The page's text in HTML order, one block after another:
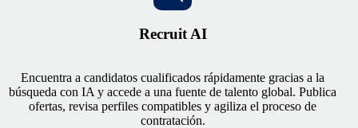
Recruit AI
Encuentra a candidatos cualificados rápidamente gracias a la
búsqueda con IA y accede a una fuente de talento global. Publica
ofertas, revisa perfiles compatibles y agiliza el proceso de
contratación.